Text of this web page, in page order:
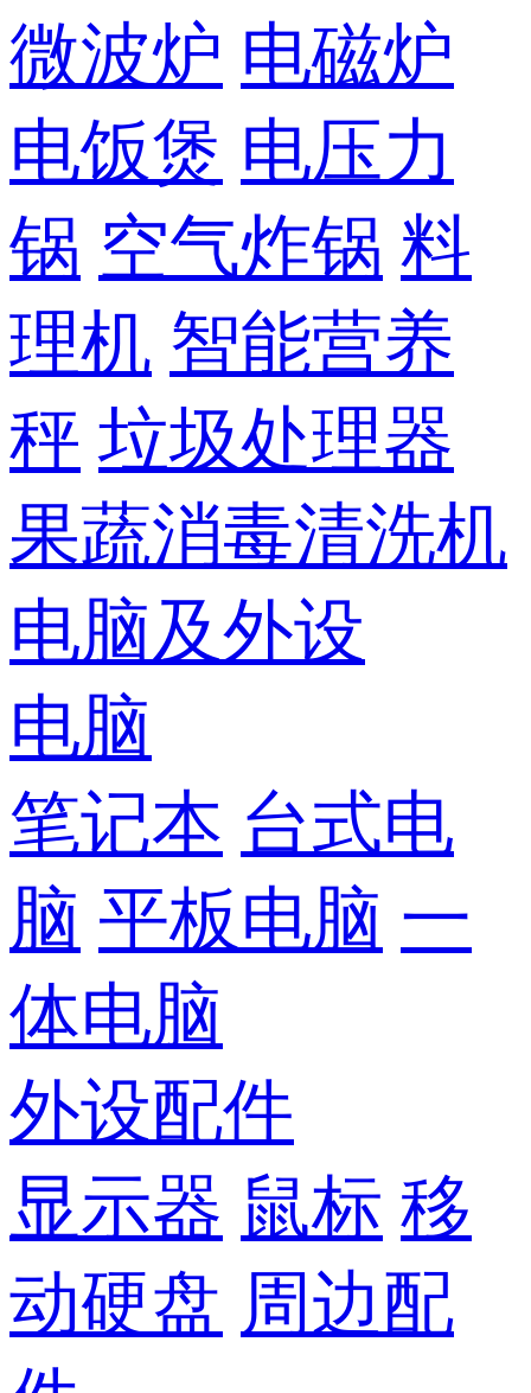
微波炉 电磁炉
电饭煲 电压力
锅 空气炸锅 料
理机 智能营养
秤 垃圾处理器
果蔬消毒清洗机
电脑及外设
电脑
笔记本 台式电
脑 平板电脑 一
体电脑
外设配件
显示器 鼠标 移
动硬盘 周边配